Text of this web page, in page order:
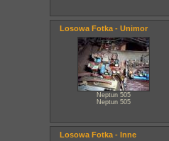
Losowa Fotka - Unimor
Neptun 505
Neptun 505
Losowa Fotka - Inne